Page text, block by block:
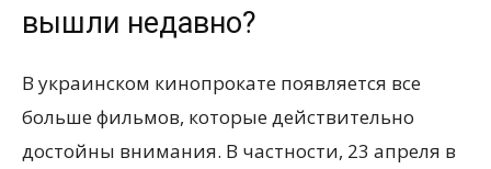
вышли недавно?
В украинском кинопрокате появляется все
больше фильмов, которые действительно
достойны внимания. В частности, 23 апреля в